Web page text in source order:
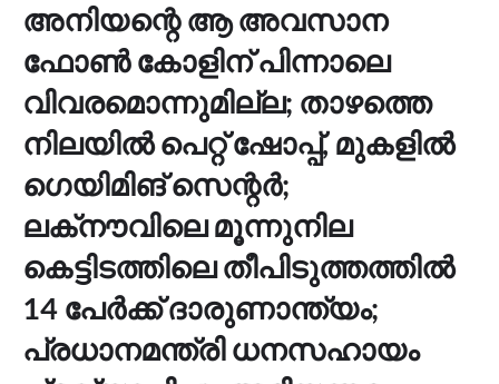
അനിയന്റെ ആ അവസാന
ഫോണ്‍ കോളിന് പിന്നാലെ
വിവരമൊന്നുമില്ല; താഴത്തെ
നിലയില്‍ പെറ്റ് ഷോപ്പ്, മുകളില്‍
ഗെയിമിങ് സെന്റര്‍;
ലക്‌നൗവിലെ മൂന്നുനില
കെട്ടിടത്തിലെ തീപിടുത്തത്തില്‍
14 പേര്‍ക്ക് ദാരുണാന്ത്യം;
പ്രധാനമന്ത്രി ധനസഹായം